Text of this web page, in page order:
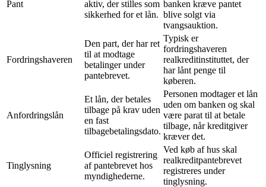
Pant
aktiv, der stilles som
sikkerhed for et lån.
banken kræve pantet
blive solgt via
tvangsauktion.
Fordringshaveren
Den part, der har ret
til at modtage
betalinger under
pantebrevet.
Typisk er
fordringshaveren
realkreditinstituttet, der
har lånt penge til
køberen.
Anfordringslån
Et lån, der betales
tilbage på krav uden
en fast
tilbagebetalingsdato.
Personen modtager et lån
uden om banken og skal
være parat til at betale
tilbage, når kreditgiver
kræver det.
Tinglysning
Officiel registrering
af pantebrevet hos
myndighederne.
Ved køb af hus skal
realkreditpantebrevet
registreres under
tinglysning.